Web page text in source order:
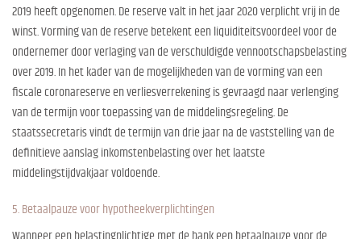
2019 heeft opgenomen. De reserve valt in het jaar 2020 verplicht vrij in de
winst. Vorming van de reserve betekent een liquiditeitsvoordeel voor de
ondernemer door verlaging van de verschuldigde vennootschapsbelasting
over 2019. In het kader van de mogelijkheden van de vorming van een
fiscale coronareserve en verliesverrekening is gevraagd naar verlenging
van de termijn voor toepassing van de middelingsregeling. De
staatssecretaris vindt de termijn van drie jaar na de vaststelling van de
definitieve aanslag inkomstenbelasting over het laatste
middelingstijdvakjaar voldoende.
5. Betaalpauze voor hypotheekverplichtingen